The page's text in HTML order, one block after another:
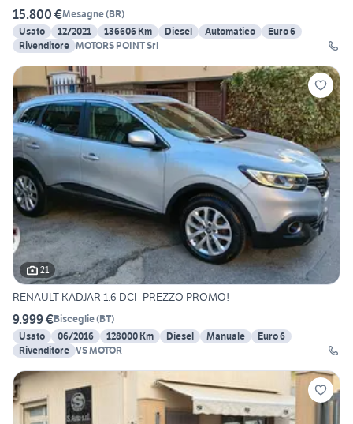
15.800 €Mesagne(BR)
Usato
12/2021 136606 Km Diesel Automatico
Euro 6
Rivenditore MOTORS POINT Srl
21
RENAULT KADJAR 1.6 DCI -PREZZO PROMO!
9.999 €Bisceglie(BT)
Usato
06/2016 128000 Km Diesel Manuale
Euro 6
Rivenditore VS MOTOR